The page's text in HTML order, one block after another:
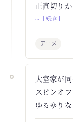
正直切りか
… [続き]
アニメ
大室家が
スピンオ
ゆるゆり